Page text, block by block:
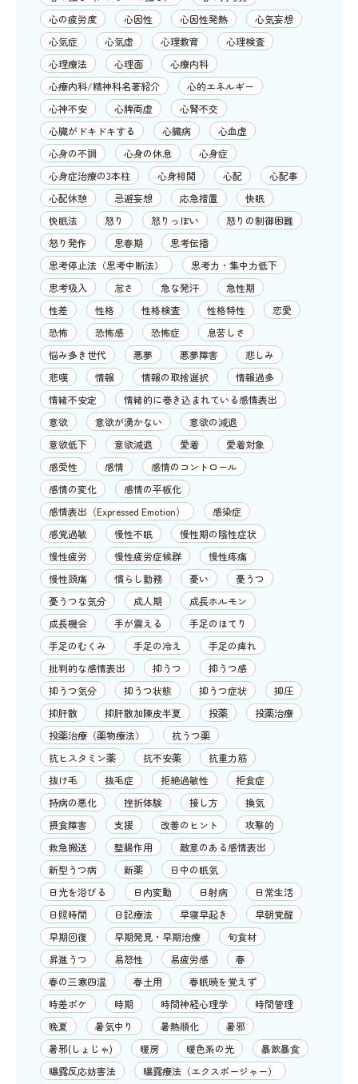
心の疲労度
心因性 心因性発熱
心気妄想
心気症
心気虚 心理教育
心理検査
心理療法
心理面
心療内科
心療内科/精神科名著紹介
心的エネルギー
心神不安
心脾両虚
心腎不交
心臓がドキドキする
心臓病
心血虚
心身の不調
心身の休息
心身症
心身症治療の3本柱
心身相関 心配
心配事
心配休憩
忌避妄想 応急措置
快眠
快眠法
怒り 怒りっぽい
怒りの制御困難
怒り発作
思春期
思考伝播
思考停止法（思考中断法）
思考力・集中力低下
思考吸入
怠さ 急な発汗
急性期
性差
性格 性格検査 性格特性
恋愛
恐怖
恐怖感 恐怖症
息苦しさ
悩み多き世代
悪夢 悪夢障害
悲しみ
悲嘆
情報 情報の取捨選択
情報過多
情緒不安定
情緒的に巻き込まれている感情表出
意欲
意欲が湧かない
意欲の減退
意欲低下
意欲減退 愛着
愛着対象
感受性
感情
感情のコントロール
感情の変化
感情の平板化
感情表出（Expressed Emotion）
感染症
感覚過敏
慢性不眠
慢性期の陰性症状
慢性疲労
慢性疲労症候群
慢性疼痛
慢性頭痛
慣らし勤務 憂い
憂うつ
憂うつな気分
成人期
成長ホルモン
成長機会
手が震える
手足のほてり
手足のむくみ
手足の冷え
手足の痺れ
批判的な感情表出
抑うつ
抑うつ感
抑うつ気分
抑うつ状態 抑うつ症状
抑圧
抑肝散
抑肝散加陳皮半夏 投薬
投薬治療
投薬治療（薬物療法）
抗うつ薬
抗ヒスタミン薬
抗不安薬
抗重力筋
抜け毛
抜毛症 拒絶過敏性
拒食症
持病の悪化
挫折体験 接し方
換気
摂食障害
支援 改善のヒント
攻撃的
救急搬送
整腸作用
敵意のある感情表出
新型うつ病
新薬
日中の眠気
日光を浴びる
日内変動 日射病
日常生活
日照時間
日記療法 早寝早起き
早朝覚醒
早期回復
早期発見・早期治療
旬食材
昇進うつ
易怒性 易疲労感
春
春の三寒四温
春土用
春眠暁を覚えず
時差ボケ
時期 時間神経心理学
時間管理
晩夏
暑気中り 暑熱順化
暑邪
暑邪(しょじゃ)
暖房 暖色系の光
暴飲暴食
曝露反応妨害法
曝露療法（エクスポージャー）